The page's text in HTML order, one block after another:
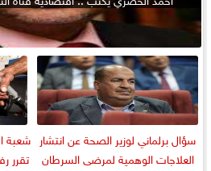
سؤال برلماني لوزير الصحة عن انتشار
العلاجات الوهمية لمرضى السرطان
شعبة
تقرر